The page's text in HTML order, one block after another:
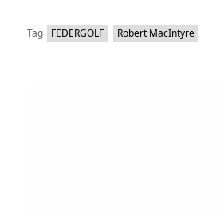
Tag FEDERGOLF Robert MacIntyre